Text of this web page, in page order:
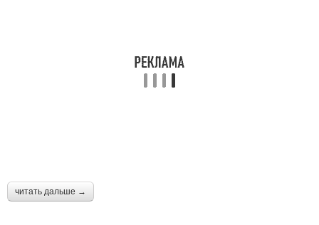
читать дальше →